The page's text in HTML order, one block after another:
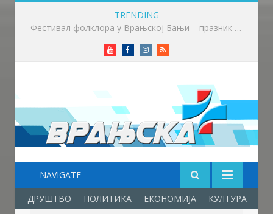
TRENDING
Приређен пријем за учеснике Фестивала фолклора у Врањској Бањи
YoutubeFacebookInstagram
RSS
NAVIGATE
ДРУШТВО ПОЛИТИКА ЕКОНОМИЈА КУЛТУРА